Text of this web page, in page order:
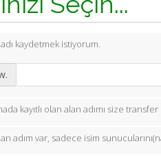
kaydetmek istiyorum.
kayıtlı olan alan adımı size
adım var, sadece isim